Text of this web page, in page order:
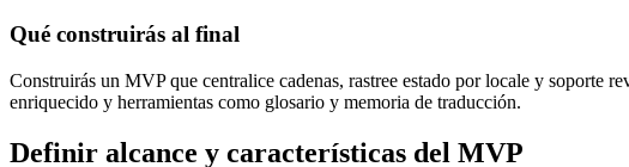
Qué construirás al final
Construirás un MVP que centralice cadenas, rastree estado por locale y soporte
enriquecido y herramientas como glosario y memoria de traducción.
Definir alcance y características del MVP